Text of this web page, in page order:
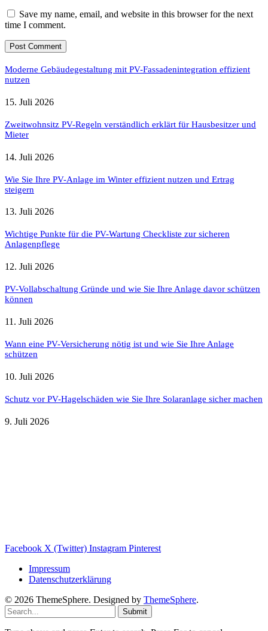
Save my name, email, and website in this browser for the next
time I comment.
Moderne Gebäudegestaltung mit PV-Fassadenintegration effizient
nutzen
15. Juli 2026
Zweitwohnsitz PV-Regeln verständlich erklärt für Hausbesitzer und
Mieter
14. Juli 2026
Wie Sie Ihre PV-Anlage im Winter effizient nutzen und Ertrag
steigern
13. Juli 2026
Wichtige Punkte für die PV-Wartung Checkliste zur sicheren
Anlagenpflege
12. Juli 2026
PV-Vollabschaltung Gründe und wie Sie Ihre Anlage davor schützen
können
11. Juli 2026
Wann eine PV-Versicherung nötig ist und wie Sie Ihre Anlage
schützen
10. Juli 2026
Schutz vor PV-Hagelschäden wie Sie Ihre Solaranlage sicher machen
9. Juli 2026
Facebook X (Twitter) Instagram Pinterest
Impressum
Datenschutzerklärung
© 2026 ThemeSphere. Designed by ThemeSphere.
Submit